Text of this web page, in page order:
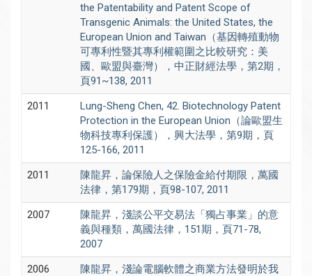
the Patentability and Patent Scope of
Transgenic Animals: the United States, the
European Union and Taiwan（基因轉殖動物
可專利性暨其專利權範圍之比較研究：美
國、歐盟與臺灣），中正財經法學，第2期，
頁91~138, 2011
2011
Lung-Sheng Chen, 42. Biotechnology Patent
Protection in the European Union（論歐盟生
物科技專利保護），興大法學，第9期，頁
125-166, 2011
2011
陳龍昇，論保險人之保險金給付期限，萬國
法律，第179期，頁98-107, 2011
2007
陳龍昇，淺談公平交易法「獨占事業」的意
義與種類，萬國法律，151期，頁71-78,
2007
2006
陳龍昇，淺論電腦軟體之商業方法發明於我